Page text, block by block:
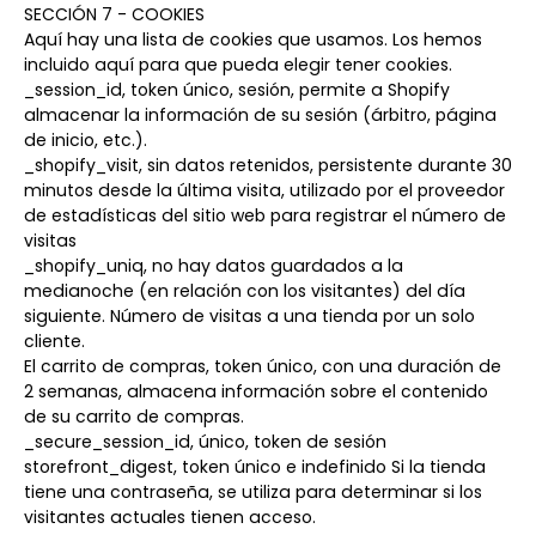
SECCIÓN 7 - COOKIES
Aquí hay una lista de cookies que usamos. Los hemos
incluido aquí para que pueda elegir tener cookies.
_session_id, token único, sesión, permite a Shopify
almacenar la información de su sesión (árbitro, página
de inicio, etc.).
_shopify_visit, sin datos retenidos, persistente durante 30
minutos desde la última visita, utilizado por el proveedor
de estadísticas del sitio web para registrar el número de
visitas
_shopify_uniq, no hay datos guardados a la
medianoche (en relación con los visitantes) del día
siguiente. Número de visitas a una tienda por un solo
cliente.
El carrito de compras, token único, con una duración de
2 semanas, almacena información sobre el contenido
de su carrito de compras.
_secure_session_id, único, token de sesión
storefront_digest, token único e indefinido Si la tienda
tiene una contraseña, se utiliza para determinar si los
visitantes actuales tienen acceso.